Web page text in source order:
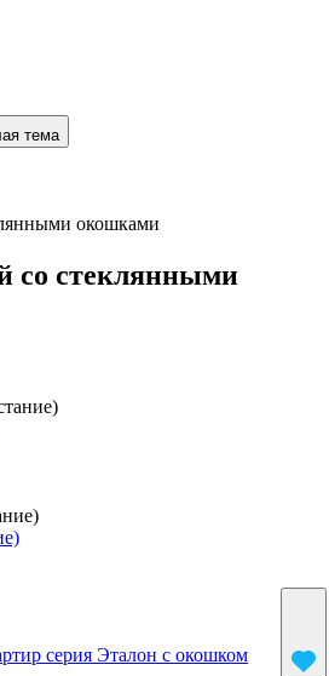
тема
окошками
со стеклянными
серия Эталон с окошком